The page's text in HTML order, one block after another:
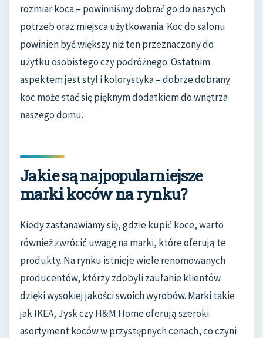
rozmiar koca – powinniśmy dobrać go do naszych
potrzeb oraz miejsca użytkowania. Koc do salonu
powinien być większy niż ten przeznaczony do
użytku osobistego czy podróżnego. Ostatnim
aspektem jest styl i kolorystyka – dobrze dobrany
koc może stać się pięknym dodatkiem do wnętrza
naszego domu.
Jakie są najpopularniejsze
marki koców na rynku?
Kiedy zastanawiamy się, gdzie kupić koce, warto
również zwrócić uwagę na marki, które oferują te
produkty. Na rynku istnieje wiele renomowanych
producentów, którzy zdobyli zaufanie klientów
dzięki wysokiej jakości swoich wyrobów. Marki takie
jak IKEA, Jysk czy H&M Home oferują szeroki
asortyment koców w przystępnych cenach, co czyni